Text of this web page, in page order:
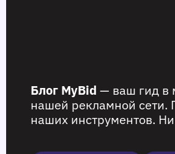
Блог MyBid — ваш гид в
нашей рекламной сети.
наших инструментов.